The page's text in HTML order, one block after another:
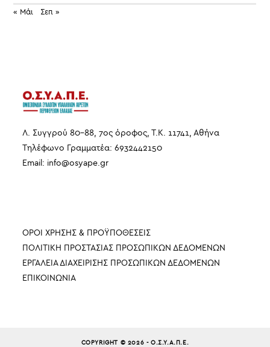
« Μάι Σεπ »
Λ. Συγγρού 80-88, 7ος όροφος, Τ.Κ. 11741, Αθήνα
Τηλέφωνο Γραμματέα: 6932442150
Email: info@osyape.gr
ΟΡΟΙ ΧΡΗΣΗΣ & ΠΡΟΫΠΟΘΕΣΕΙΣ
ΠΟΛΙΤΙΚΗ ΠΡΟΣΤΑΣΙΑΣ ΠΡΟΣΩΠΙΚΩΝ ΔΕΔΟΜΕΝΩΝ
ΕΡΓΑΛΕΙΑ ΔΙΑΧΕΙΡΙΣΗΣ ΠΡΟΣΩΠΙΚΩΝ ΔΕΔΟΜΕΝΩΝ
ΕΠΙΚΟΙΝΩΝΙΑ
COPYRIGHT © 2026 - Ο.Σ.Υ.Α.Π.Ε.